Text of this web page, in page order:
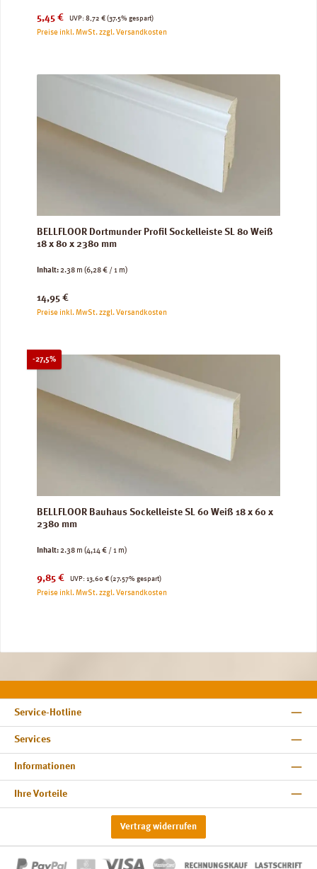
Verkaufspreis:
5,45 € UVP:
Regulärer Preis:
8,72 € (37.5% gespart)
Preise inkl. MwSt. zzgl. Versandkosten
BELLFLOOR Dortmunder Profil Sockelleiste SL 80 Weiß
18 x 80 x 2380 mm
Inhalt:2.38 m (6,28 € / 1 m)
Regulärer Preis:
14,95 €
Preise inkl. MwSt. zzgl. Versandkosten
-27,5%Rabatt
BELLFLOOR Bauhaus Sockelleiste SL 60 Weiß 18 x 60 x
2380 mm
Inhalt:2.38 m (4,14 € / 1 m)
Verkaufspreis:
9,85 € UVP:
Regulärer Preis:
13,60 € (27.57% gespart)
Preise inkl. MwSt. zzgl. Versandkosten
Service-Hotline
Services
Informationen
Ihre Vorteile
Vertrag widerrufen